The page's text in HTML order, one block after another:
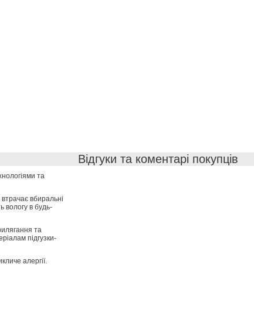
Відгуки та коментарі покупців
та
вбиральні
вологу в будь-
та
підгузки-
алергії.